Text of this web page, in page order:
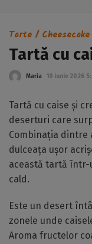
Tarte / Cheesecake
Tartă cu
Maria 10 iunie 2026
Tartă cu caise și
deserturi care
Combinația dintre
dulceața ușor
această tartă
cald.
Este un desert
zonele unde
Aroma fructelor